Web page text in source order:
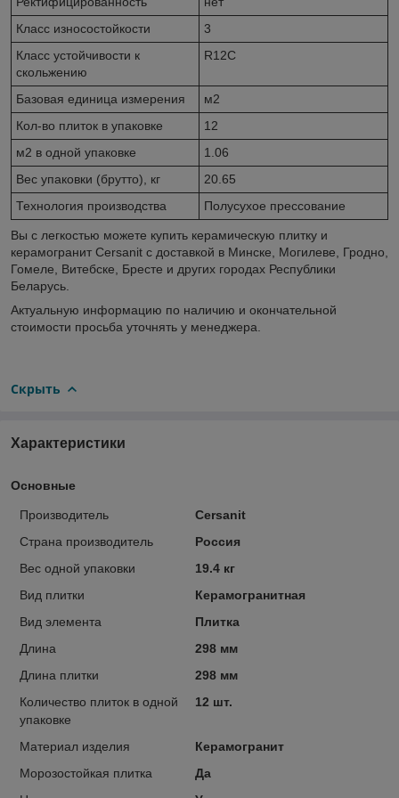
Класс износостойкости
3
Класс устойчивости к
скольжению
R12C
Базовая единица измерения
м2
Кол-во плиток в упаковке
12
м2 в одной упаковке
1.06
Вес упаковки (брутто), кг
20.65
Технология производства
Полусухое прессование
Вы с легкостью можете купить керамическую плитку и
керамогранит Cersanit с доставкой в Минске, Могилеве, Гродно,
Гомеле, Витебске, Бресте и других городах Республики
Беларусь.
Актуальную информацию по наличию и окончательной
стоимости просьба уточнять у менеджера.
Скрыть
Характеристики
Основные
Производитель
Cersanit
Страна производитель
Россия
Вес одной упаковки
19.4 кг
Вид плитки
Керамогранитная
Вид элемента
Плитка
Длина
298 мм
Длина плитки
298 мм
Количество плиток в одной
упаковке
12 шт.
Материал изделия
Керамогранит
Морозостойкая плитка
Да